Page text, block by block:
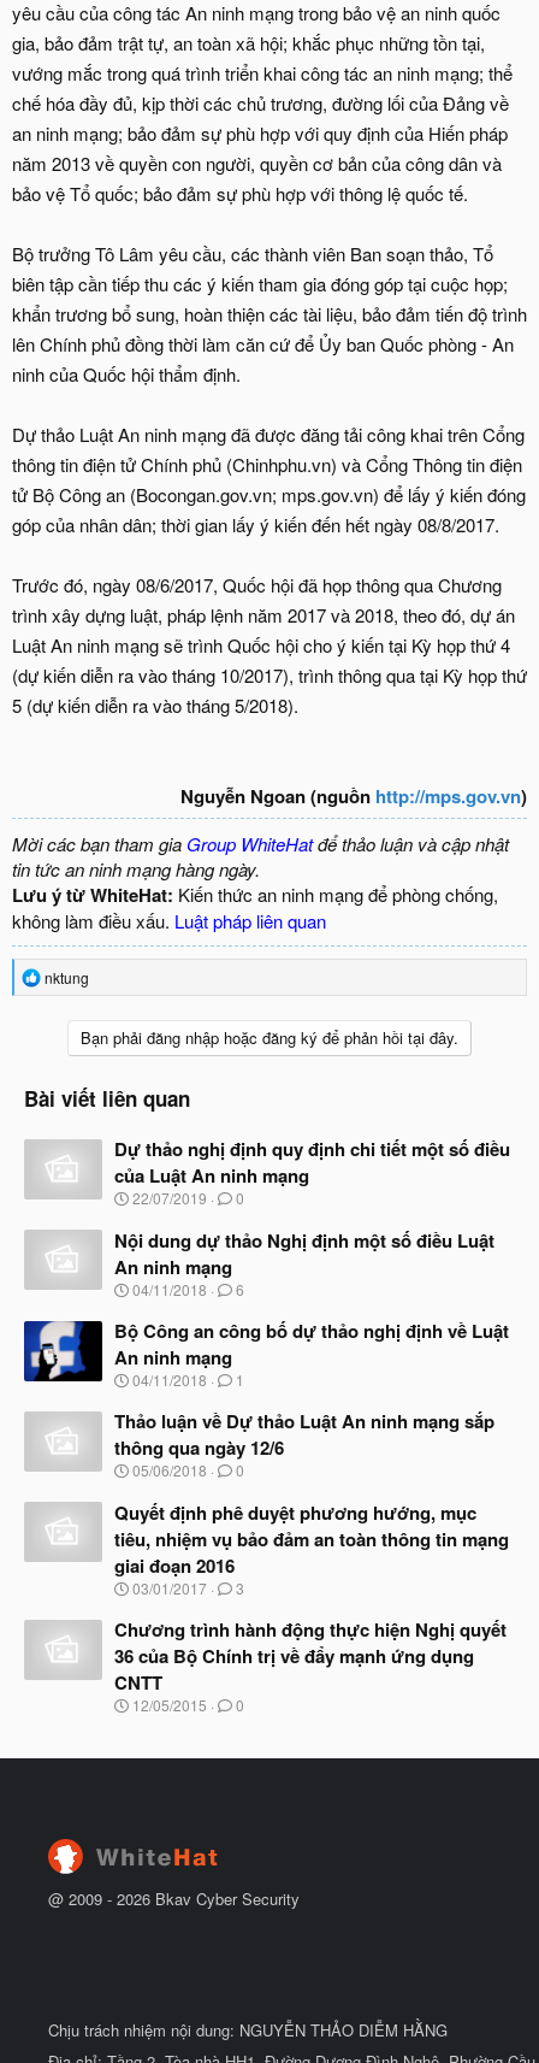
yêu cầu của công tác An ninh mạng trong bảo vệ an ninh quốc
gia, bảo đảm trật tự, an toàn xã hội; khắc phục những tồn tại,
vướng mắc trong quá trình triển khai công tác an ninh mạng; thể
chế hóa đầy đủ, kịp thời các chủ trương, đường lối của Đảng về
an ninh mạng; bảo đảm sự phù hợp với quy định của Hiến pháp
năm 2013 về quyền con người, quyền cơ bản của công dân và
bảo vệ Tổ quốc; bảo đảm sự phù hợp với thông lệ quốc tế.
Bộ trưởng Tô Lâm yêu cầu, các thành viên Ban soạn thảo, Tổ
biên tập cần tiếp thu các ý kiến tham gia đóng góp tại cuộc họp;
khẩn trương bổ sung, hoàn thiện các tài liệu, bảo đảm tiến độ trình
lên Chính phủ đồng thời làm căn cứ để Ủy ban Quốc phòng - An
ninh của Quốc hội thẩm định.
Dự thảo Luật An ninh mạng đã được đăng tải công khai trên Cổng
thông tin điện tử Chính phủ (Chinhphu.vn) và Cổng Thông tin điện
tử Bộ Công an (Bocongan.gov.vn; mps.gov.vn) để lấy ý kiến đóng
góp của nhân dân; thời gian lấy ý kiến đến hết ngày 08/8/2017.
Trước đó, ngày 08/6/2017, Quốc hội đã họp thông qua Chương
trình xây dựng luật, pháp lệnh năm 2017 và 2018, theo đó, dự án
Luật An ninh mạng sẽ trình Quốc hội cho ý kiến tại Kỳ họp thứ 4
(dự kiến diễn ra vào tháng 10/2017), trình thông qua tại Kỳ họp thứ
5 (dự kiến diễn ra vào tháng 5/2018).
Nguyễn Ngoan (nguồn http://mps.gov.vn)
Mời các bạn tham gia Group WhiteHatđể thảo luận và cập nhật
tin tức an ninh mạng hàng ngày.
Lưu ý từ WhiteHat: Kiến thức an ninh mạng để phòng chống,
không làm điều xấu. Luật pháp liên quan
R
e
o
n
nktung
Bạn phải đăng nhập hoặc đăng ký để phản hồi tại đây.
Bài viết liên quan
Dự thảo nghị định quy định chi tiết một số điều
của Luật An ninh mạng
N
à
y
b
ắ
đ
ầ
u
22/07/2019 0
Nội dung dự thảo Nghị định một số điều Luật
An ninh mạng
N
à
y
b
ắ
đ
ầ
u
04/11/2018 6
Bộ Công an công bố dự thảo nghị định về Luật
An ninh mạng
N
à
b
ắ
đ
ầ
u
04/11/2018 1
Thảo luận về Dự thảo Luật An ninh mạng sắp
thông qua ngày 12/6
N
à
y
b
ắ
t
ầ
u
05/06/2018 0
Quyết định phê duyệt phương hướng, mục
tiêu, nhiệm vụ bảo đảm an toàn thông tin mạng
giai đoạn 2016
N
à
b
ắ
t
u
03/01/2017 3
Chương trình hành động thực hiện Nghị quyết
36 của Bộ Chính trị về đẩy mạnh ứng dụng
CNTT
N
y
ầ
12/05/2015 0
@ 2009 - 2026 Bkav Cyber Security
Chịu trách nhiệm nội dung: NGUYỄN THẢO DIỄM HẰNG